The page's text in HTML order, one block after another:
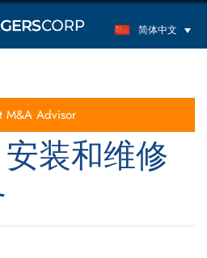
简体中文
M&A Advisor
装和维修